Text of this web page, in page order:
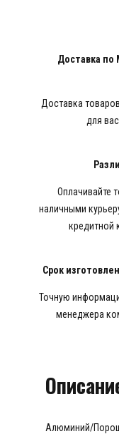
Доставка по
Доставка
для
Оплачивайте
наличными
кредитной
Срок
Точную
менеджера
Алюминий/